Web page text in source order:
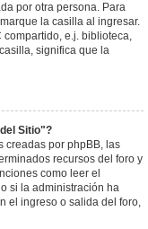
por otra persona. Para
la casilla al ingresar.
compartido, e.j. biblioteca,
significa que la
Sitio"?
creadas por phpBB, las
recursos del foro y
como leer el
si la administración ha
el ingreso o salida del foro,